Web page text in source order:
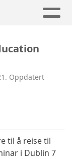
Oppdatert
til å reise til
i Dublin 7